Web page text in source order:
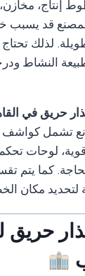
إنتاج،
قد يسبب
طويلة. لذلك
النشاط
حريق في
تشمل كواشف
لوحات
كما يتم
مكان